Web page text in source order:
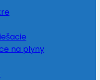
na plyny